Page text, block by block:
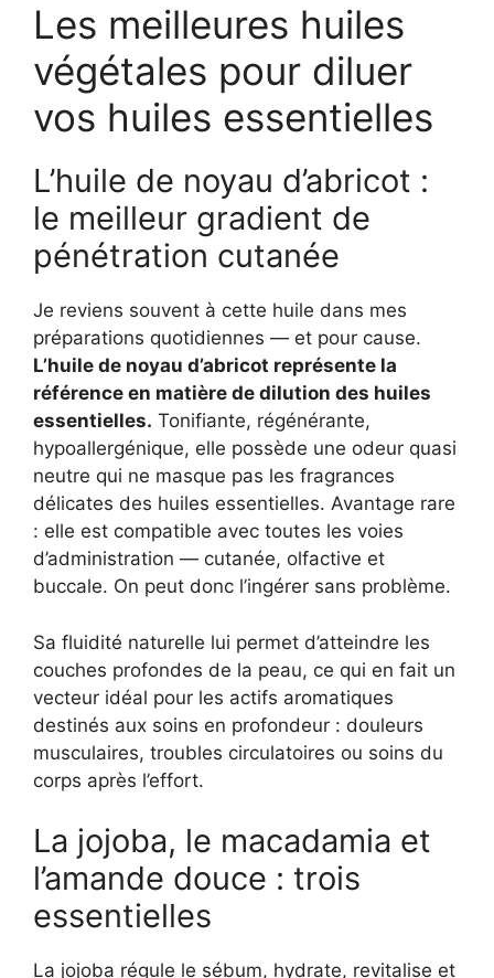
Les meilleures huiles
végétales pour diluer
vos huiles essentielles
L’huile de noyau d’abricot :
le meilleur gradient de
pénétration cutanée
Je reviens souvent à cette huile dans mes
préparations quotidiennes — et pour cause.
L’huile de noyau d’abricot représente la
référence en matière de dilution des huiles
essentielles. Tonifiante, régénérante,
hypoallergénique, elle possède une odeur quasi
neutre qui ne masque pas les fragrances
délicates des huiles essentielles. Avantage rare
: elle est compatible avec toutes les voies
d’administration — cutanée, olfactive et
buccale. On peut donc l’ingérer sans problème.
Sa fluidité naturelle lui permet d’atteindre les
couches profondes de la peau, ce qui en fait un
vecteur idéal pour les actifs aromatiques
destinés aux soins en profondeur : douleurs
musculaires, troubles circulatoires ou soins du
corps après l’effort.
La jojoba, le macadamia et
l’amande douce : trois
essentielles
La jojoba régule le sébum, hydrate, revitalise et